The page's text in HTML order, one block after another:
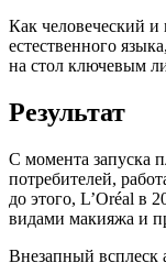
Как человеческий
естественного
на стол ключевым
Результат
С момента запуска
потребителей,
до этого, L’Oréal в
видами макияжа и
Внезапный всплеск